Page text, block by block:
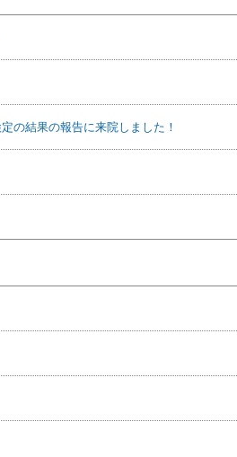
の結果の報告に来院しました！